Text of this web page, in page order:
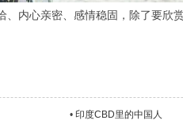
内心亲密、感情稳固，除了要欣
• 印度CBD里的中国人